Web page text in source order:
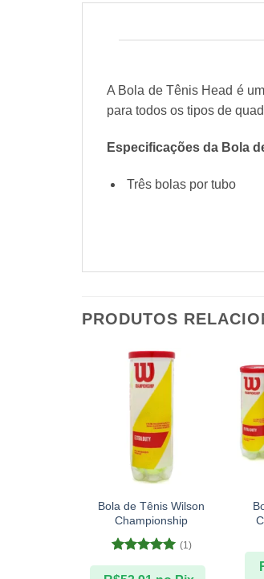
A Bola de Tênis Head é
para todos os tipos de
Especificações da Bola
Três bolas por tubo
PRODUTOS
Bola de Tênis Wilson
Championship
Avaliação5
de 5
(1)